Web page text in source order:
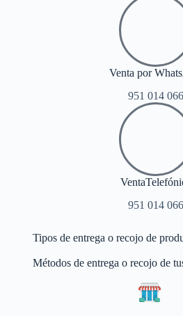
Venta por
951 014 066
951 014 066
Tipos de entrega o recojo de
Métodos de entrega o recojo de